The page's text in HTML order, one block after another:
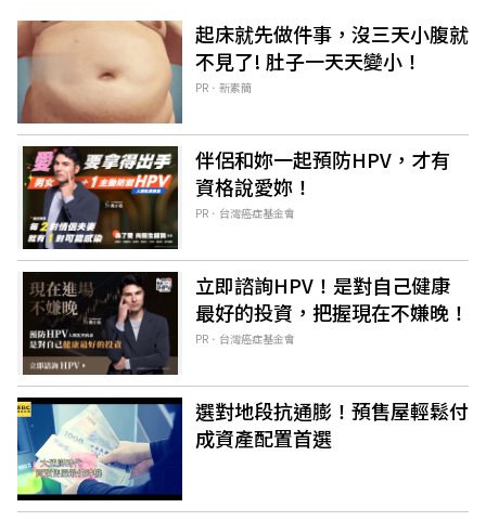
起床就先做件事，沒三天小腹就
不見了! 肚子一天天變小！
PR．新素簡
伴侶和妳一起預防HPV，才有
資格說愛妳！
PR．台灣癌症基金會
立即諮詢HPV！是對自己健康
最好的投資，把握現在不嫌晚！
PR．台灣癌症基金會
選對地段抗通膨！預售屋輕鬆付
成資產配置首選